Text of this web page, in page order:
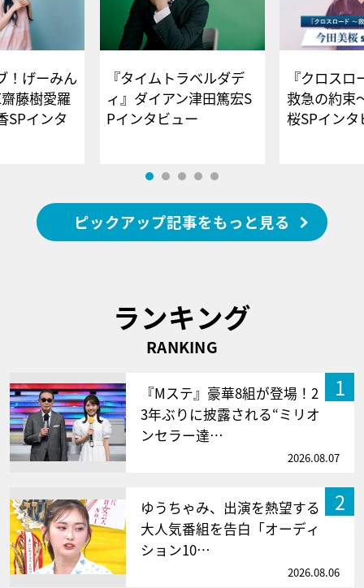
！げーみん
藤樹愛羅
SPインタ
『タイムトラベルダデ
ィ』ダイアン津田篤宏S
Pインタビュー
『クロス
救急の約束
桜SPイ
ピックアップ記事をもっと見る
ランキング
RANKING
1
『Mステ』豪華8組が登場！2
3年ぶりに披露される“ミリオ
ンセラー達…
2026.08.07
2
ゆうちゃみ、出演を熱望する
大人気番組を告白「オーディ
ション10…
2026.08.06